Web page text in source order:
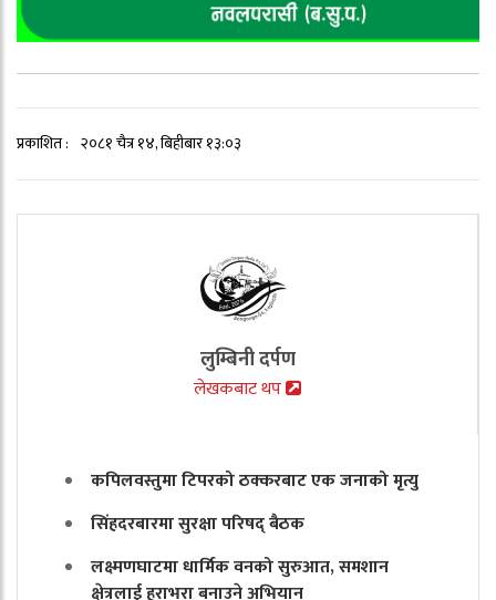
प्रकाशित : २०८१ चैत्र १४, बिहीबार १३:०३
लुम्बिनी दर्पण
लेखकबाट थप
कपिलवस्तुमा टिपरको ठक्करबाट एक जनाको मृत्यु
सिंहदरबारमा सुरक्षा परिषद् बैठक
लक्ष्मणघाटमा धार्मिक वनको सुरुआत, समशान
क्षेत्रलाई हराभरा बनाउने अभियान